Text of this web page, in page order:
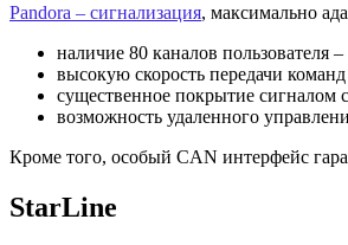
Pandora – сигнализация, максимально
наличие 80 каналов пользователя
высокую скорость передачи
существенное покрытие сигналом
возможность удаленного
Кроме того, особый CAN интерфейс
StarLine